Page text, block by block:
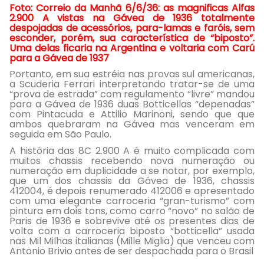
Foto: Correio da Manhã 6/6/36: as magnificas Alfas
2.900 A vistas na Gávea de 1936 totalmente
despojadas de acessórios, para-lamas e faróis, sem
esconder, porém, sua característica de “biposto”.
Uma delas ficaria na Argentina e voltaria com Carú
para a Gávea de 1937
Portanto, em sua estréia nas provas sul americanas,
a Scuderia Ferrari interpretando tratar-se de uma
“prova de estrada” com regulamento “livre” mandou
para a Gávea de 1936 duas Botticellas “depenadas”
com Pintacuda e Attilio Marinoni, sendo que que
ambos quebraram na Gávea mas venceram em
seguida em São Paulo.
A história das 8C 2.900 A é muito complicada com
muitos chassis recebendo nova numeração ou
numeração em duplicidade a se notar, por exemplo,
que um dos chassis da Gávea de 1936, chassis
412004, é depois renumerado 412006 e apresentado
com uma elegante carroceria “gran-turismo” com
pintura em dois tons, como carro “novo” no salão de
Paris de 1936 e sobrevive até os presentes dias de
volta com a carroceria biposto “botticella” usada
nas Mil Milhas italianas (Mille Miglia) que venceu com
Antonio Brivio antes de ser despachada para o Brasil